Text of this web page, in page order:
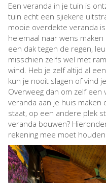
Een veranda in je tuin is
tuin echt een sjiekere
mooie overdekte veranda
helemaal naar wens
een dak tegen de regen,
misschien zelfs wel met
wind. Heb je zelf altijd al
kun je nooit slagen of vind
Overweeg dan om zelf een
veranda aan je huis
staat, op een andere plek
veranda bouwen?
rekening mee moet